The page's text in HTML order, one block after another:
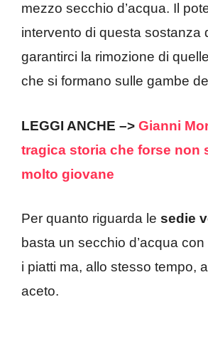
mezzo secchio d’acqua. Il
intervento di questa sostanza
garantirci la rimozione di
che si formano sulle gambe
LEGGI ANCHE –> Gianni
tragica storia che forse non
molto giovane
Per quanto riguarda le sedie
basta un secchio d’acqua
i piatti ma, allo stesso tempo,
aceto.